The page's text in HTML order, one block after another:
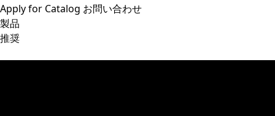
Apply for Catalog お問い合わせ
製品
推奨